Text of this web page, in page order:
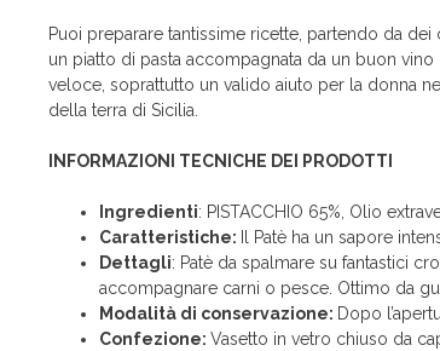
Puoi preparare tantissime ricette, partendo da
un piatto di pasta accompagnata da un buon
veloce, soprattutto un valido aiuto per la donna
della terra di Sicilia.
INFORMAZIONI TECNICHE DEI PRODOTTI
Ingredienti: PISTACCHIO 65%, Olio
Caratteristiche:
Il Patè ha un sapore
Dettagli: Patè da spalmare su fantastici
accompagnare carni o pesce. Ottimo da
Modalità di conservazione: Dopo
Confezione: Vasetto in vetro chiuso da